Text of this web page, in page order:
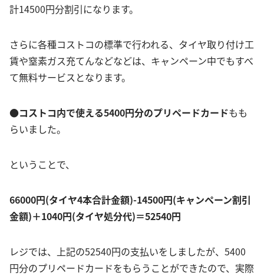
計14500円分割引になります。
さらに各種コストコの標準で行われる、タイヤ取り付け工
賃や窒素ガス充てんなどなどは、キャンペーン中でもすべ
て無料サービスとなります。
●コストコ内で使える5400円分のプリペードカードもも
らいました。
ということで、
66000円(タイヤ4本合計金額)-14500円(キャンペーン割引
金額)＋1040円(タイヤ処分代)＝52540円
レジでは、上記の52540円の支払いをしましたが、5400
円分のプリペードカードをもらうことができたので、実際